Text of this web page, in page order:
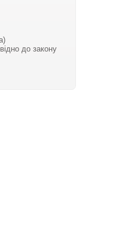
до закону